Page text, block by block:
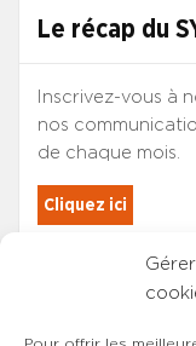
Le récap du
Inscrivez-vous à
nos
de chaque mois.
Cliquez ici
Les adhérents du
sont